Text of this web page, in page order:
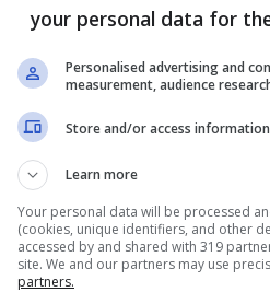
al termine di
– riporta Speedweek –
Haslam e van
So che c’era il
your personal data for
Personalised advertising and
measurement, audience
Store and/or access
Learn more
Your personal data will be processed
(cookies, unique identifiers, and other
accessed by and shared with 319
site. We and our partners may use
partners.